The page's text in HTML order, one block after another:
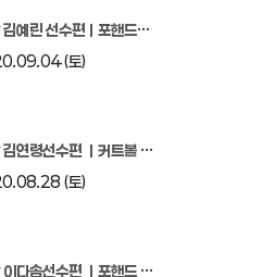
선수편ㅣ포핸드&백핸드 커트 포탁포탁 구독자 7.82천명 구독
(토)
연령선수편 ㅣ커트볼 백드라이브
(토)
다솜선수편 ㅣ포핸드 드라이브